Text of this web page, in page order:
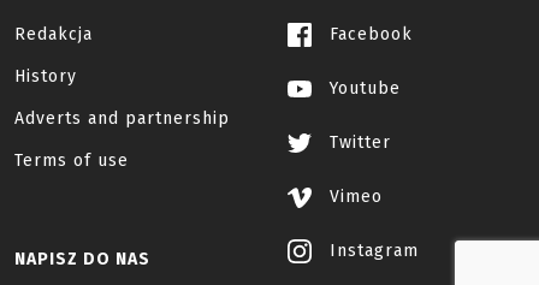
Redakcja
History
Adverts and partnership
Terms of use
Facebook
Youtube
Twitter
Vimeo
Instagram
NAPISZ DO NAS